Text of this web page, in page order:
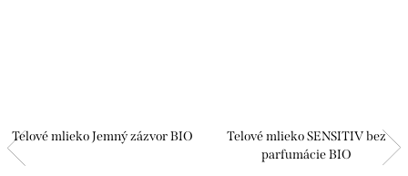
Telové mlieko Jemný zázvor BIO
Telové mlieko SENSITIV bez
parfumácie BIO